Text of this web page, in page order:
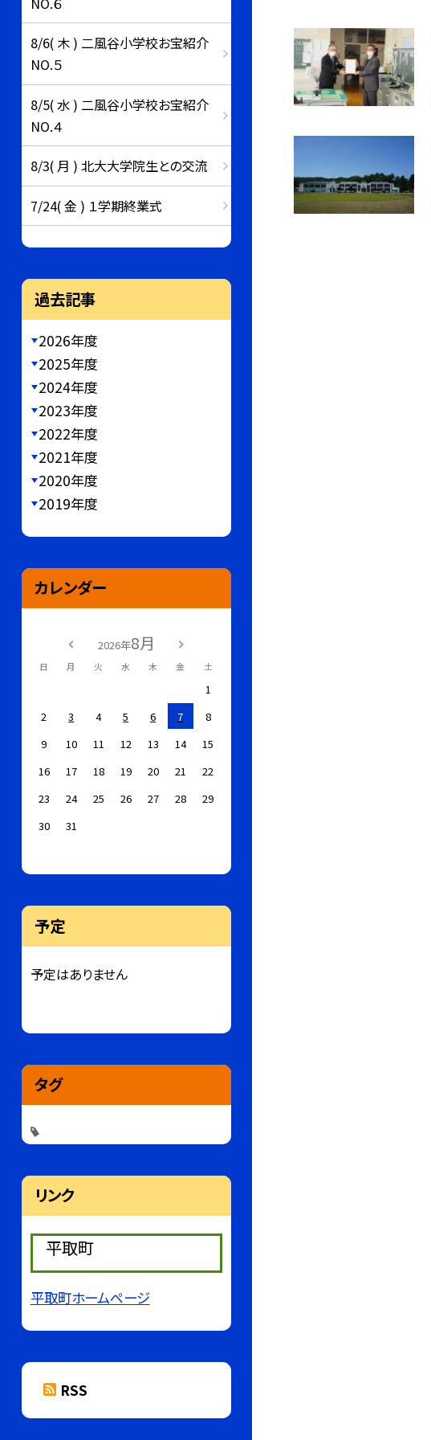
8/6( 木 ) 二風谷小学校お宝紹介
NO.５
8/5( 水 ) 二風谷小学校お宝紹介
NO.４
8/3( 月 ) 北大大学院生との交流
7/24( 金 ) １学期終業式
過去記事
2026年度
2025年度
2024年度
2023年度
2022年度
2021年度
2020年度
2019年度
カレンダー
2026年8月
日 月 火 水 木 金 土
1
2
3 4 5 6 7
8
9
10 11 12 13 14
15
16
17 18 19 20 21
22
23
24 25 26 27 28
29
30
31
予定
予定はありません
タグ
リンク
平取町
平取町ホームページ
RSS